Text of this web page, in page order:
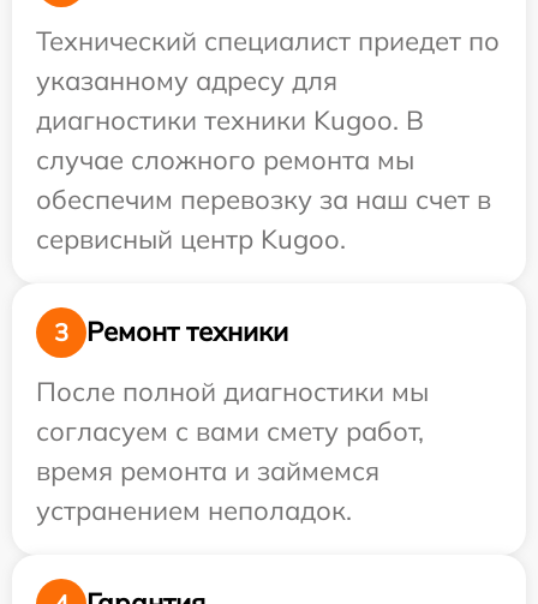
Технический специалист приедет по
указанному адресу для
диагностики техники Kugoo. В
случае сложного ремонта мы
обеспечим перевозку за наш счет в
сервисный центр Kugoo.
3
Ремонт техники
После полной диагностики мы
согласуем с вами смету работ,
время ремонта и займемся
устранением неполадок.